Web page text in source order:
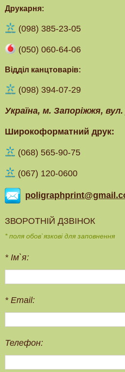
Друкарня:
(098) 385-23-05
(050) 060-64-06
Відділ канцтоварів:
(098) 394-07-29
Українa, м. Запоріжжя,
Широкоформатний друк:
(‎068) 565-90-75
(067) 120-0600
ЗВОРОТНІЙ ДЗВІНОК
* поля обов`язкові для заповнення
*Ім`я:
*Email:
Телефон: